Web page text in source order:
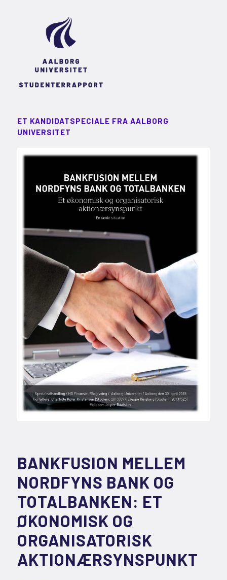
ET KANDIDATSPECIALE FRA AALBORG
UNIVERSITET
BANKFUSION MELLEM
NORDFYNS BANK OG
TOTALBANKEN: ET
ØKONOMISK OG
ORGANISATORISK
AKTIONÆRSYNSPUNKT